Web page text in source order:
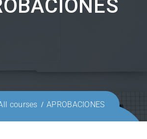
courses APROBACIONES